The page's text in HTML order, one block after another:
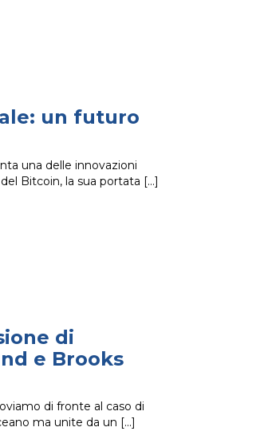
un futuro
una delle innovazioni
Bitcoin, la sua portata
di
e Brooks
di fronte al caso di
ma unite da un